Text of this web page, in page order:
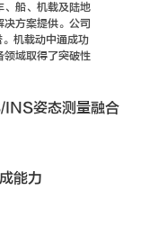
、船、机载及陆地
方案提供。公司
机载动中通成功
领域取得了突破性
INS姿态测量融合
能力